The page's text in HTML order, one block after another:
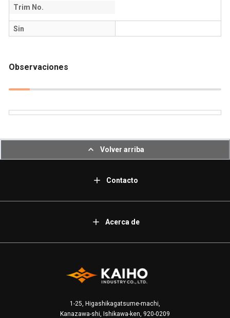
Trim No.
Sin
Observaciones
Volver arriba
Contacto
Acerca de
1-25, Higashikagatsume-machi,
Kanazawa-shi, Ishikawa-ken, 920-0209